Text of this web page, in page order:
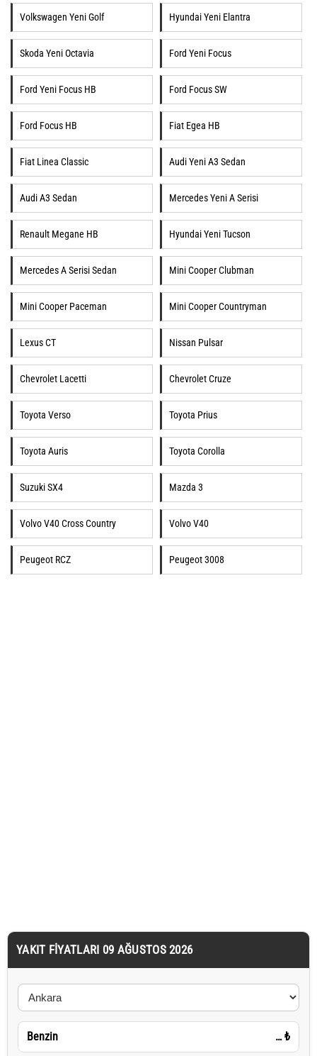
Volkswagen Yeni Golf Hyundai Yeni Elantra
Skoda Yeni Octavia Ford Yeni Focus
Ford Yeni Focus HB Ford Focus SW
Ford Focus HB Fiat Egea HB
Fiat Linea Classic Audi Yeni A3 Sedan
Audi A3 Sedan Mercedes Yeni A Serisi
Renault Megane HB Hyundai Yeni Tucson
Mercedes A Serisi Sedan Mini Cooper Clubman
Mini Cooper Paceman Mini Cooper Countryman
Lexus CT Nissan Pulsar
Chevrolet Lacetti Chevrolet Cruze
Toyota Verso Toyota Prius
Toyota Auris Toyota Corolla
Suzuki SX4 Mazda 3
Volvo V40 Cross Country Volvo V40
Peugeot RCZ Peugeot 3008
YAKIT FIYATLARI 09 AĞUSTOS 2026
Benzin … ₺